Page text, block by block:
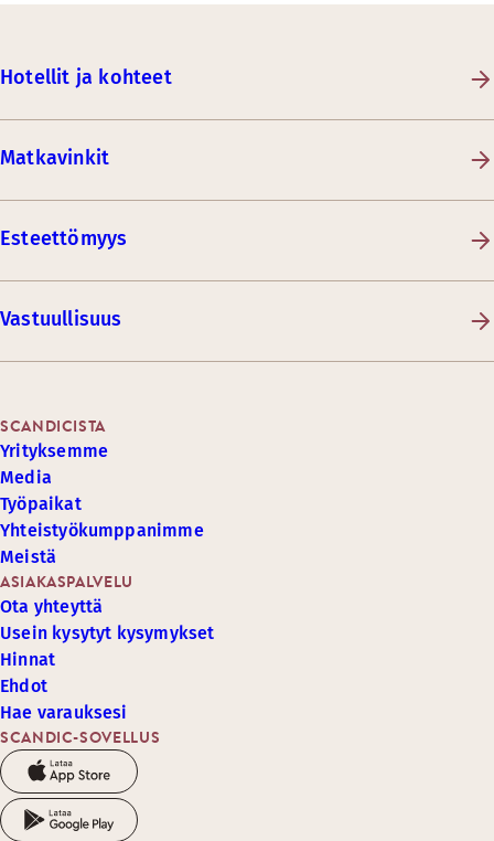
Hotellit ja kohteet
Matkavinkit
Esteettömyys
Vastuullisuus
SCANDIC-SOVELLUS
ASIAKASPALVELU
Ota yhteyttä
Usein kysytyt kysymykset
Hinnat
Ehdot
Hae varauksesi
SCANDICISTA
Yrityksemme
Media
Työpaikat
Yhteistyökumppanimme
Meistä